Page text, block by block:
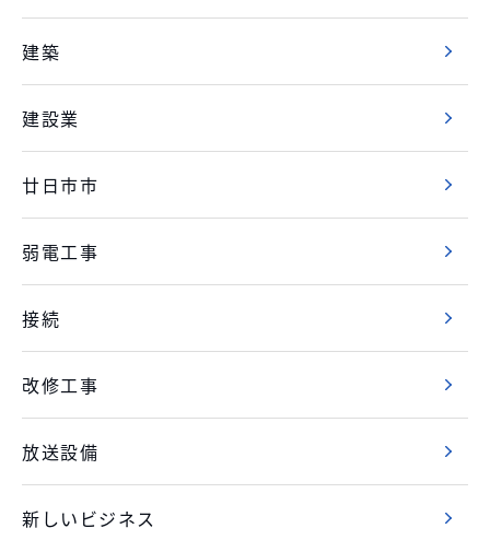
建築
建設業
廿日市市
弱電工事
接続
改修工事
放送設備
新しいビジネス